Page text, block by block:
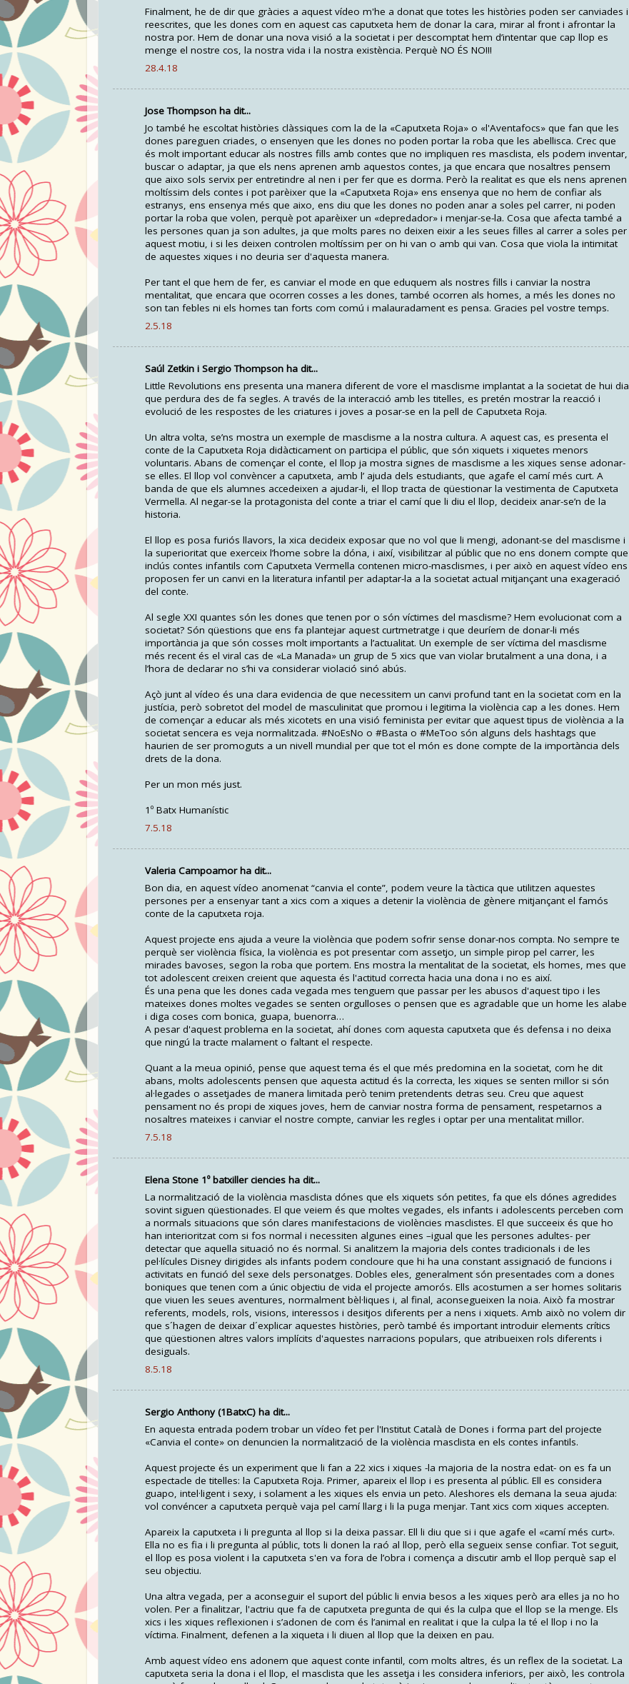
Finalment, he de dir que gràcies a aquest vídeo m'he a donat que totes les històries poden ser canviades i
reescrites, que les dones com en aquest cas caputxeta hem de donar la cara, mirar al front i afrontar la
nostra por. Hem de donar una nova visió a la societat i per descomptat hem d’intentar que cap llop es
menge el nostre cos, la nostra vida i la nostra existència. Perquè NO ÉS NO!!!
28.4.18
Jose Thompson ha dit...
Jo també he escoltat històries clàssiques com la de la «Caputxeta Roja» o «l'Aventafocs» que fan que les
dones pareguen criades, o ensenyen que les dones no poden portar la roba que les abellisca. Crec que
és molt important educar als nostres fills amb contes que no impliquen res masclista, els podem inventar,
buscar o adaptar, ja que els nens aprenen amb aquestos contes, ja que encara que nosaltres pensem
que aixo sols servix per entretindre al nen i per fer que es dorma. Però la realitat es que els nens aprenen
moltíssim dels contes i pot parèixer que la «Caputxeta Roja» ens ensenya que no hem de confiar als
estranys, ens ensenya més que aixo, ens diu que les dones no poden anar a soles pel carrer, ni poden
portar la roba que volen, perquè pot aparèixer un «depredador» i menjar-se-la. Cosa que afecta també a
les persones quan ja son adultes, ja que molts pares no deixen eixir a les seues filles al carrer a soles per
aquest motiu, i si les deixen controlen moltíssim per on hi van o amb qui van. Cosa que viola la intimitat
de aquestes xiques i no deuria ser d'aquesta manera.
Per tant el que hem de fer, es canviar el mode en que eduquem als nostres fills i canviar la nostra
mentalitat, que encara que ocorren cosses a les dones, també ocorren als homes, a més les dones no
son tan febles ni els homes tan forts com comú i malauradament es pensa. Gracies pel vostre temps.
2.5.18
Saúl Zetkin i Sergio Thompson ha dit...
Little Revolutions ens presenta una manera diferent de vore el masclisme implantat a la societat de hui dia
que perdura des de fa segles. A través de la interacció amb les titelles, es pretén mostrar la reacció i
evolució de les respostes de les criatures i joves a posar-se en la pell de Caputxeta Roja.
Un altra volta, se’ns mostra un exemple de masclisme a la nostra cultura. A aquest cas, es presenta el
conte de la Caputxeta Roja didàcticament on participa el públic, que són xiquets i xiquetes menors
voluntaris. Abans de començar el conte, el llop ja mostra signes de masclisme a les xiques sense adonar-
se elles. El llop vol convèncer a caputxeta, amb l’ ajuda dels estudiants, que agafe el camí més curt. A
banda de que els alumnes accedeixen a ajudar-li, el llop tracta de qüestionar la vestimenta de Caputxeta
Vermella. Al negar-se la protagonista del conte a triar el camí que li diu el llop, decideix anar-se’n de la
historia.
El llop es posa furiós llavors, la xica decideix exposar que no vol que li mengi, adonant-se del masclisme i
la superioritat que exerceix l’home sobre la dóna, i així, visibilitzar al públic que no ens donem compte que
inclús contes infantils com Caputxeta Vermella contenen micro-masclismes, i per això en aquest vídeo ens
proposen fer un canvi en la literatura infantil per adaptar-la a la societat actual mitjançant una exageració
del conte.
Al segle XXI quantes són les dones que tenen por o són víctimes del masclisme? Hem evolucionat com a
societat? Són qüestions que ens fa plantejar aquest curtmetratge i que deuríem de donar-li més
importància ja que són cosses molt importants a l’actualitat. Un exemple de ser víctima del masclisme
més recent és el viral cas de «La Manada» un grup de 5 xics que van violar brutalment a una dona, i a
l’hora de declarar no s’hi va considerar violació sinó abús.
Açò junt al vídeo és una clara evidencia de que necessitem un canvi profund tant en la societat com en la
justícia, però sobretot del model de masculinitat que promou i legitima la violència cap a les dones. Hem
de començar a educar als més xicotets en una visió feminista per evitar que aquest tipus de violència a la
societat sencera es veja normalitzada. #NoEsNo o #Basta o #MeToo són alguns dels hashtags que
haurien de ser promoguts a un nivell mundial per que tot el món es done compte de la importància dels
drets de la dona.
Per un mon més just.
1º Batx Humanístic
7.5.18
Valeria Campoamor ha dit...
Bon dia, en aquest vídeo anomenat “canvia el conte”, podem veure la tàctica que utilitzen aquestes
persones per a ensenyar tant a xics com a xiques a detenir la violència de gènere mitjançant el famós
conte de la caputxeta roja.
Aquest projecte ens ajuda a veure la violència que podem sofrir sense donar-nos compta. No sempre te
perquè ser violència física, la violència es pot presentar com assetjo, un simple pirop pel carrer, les
mirades bavoses, segon la roba que portem. Ens mostra la mentalitat de la societat, els homes, mes que
tot adolescent creixen creient que aquesta és l'actitud correcta hacia una dona i no es així.
És una pena que les dones cada vegada mes tenguem que passar per les abusos d'aquest tipo i les
mateixes dones moltes vegades se senten orgulloses o pensen que es agradable que un home les alabe
i diga coses com bonica, guapa, buenorra…
A pesar d'aquest problema en la societat, ahí dones com aquesta caputxeta que és defensa i no deixa
que ningú la tracte malament o faltant el respecte.
Quant a la meua opinió, pense que aquest tema és el que més predomina en la societat, com he dit
abans, molts adolescents pensen que aquesta actitud és la correcta, les xiques se senten millor si són
al·legades o assetjades de manera limitada però tenim pretendents detras seu. Creu que aquest
pensament no és propi de xiques joves, hem de canviar nostra forma de pensament, respetarnos a
nosaltres mateixes i canviar el nostre compte, canviar les regles i optar per una mentalitat millor.
7.5.18
Elena Stone 1º batxiller ciencies ha dit...
La normalització de la violència masclista dónes que els xiquets són petites, fa que els dónes agredides
sovint siguen qüestionades. El que veiem és que moltes vegades, els infants i adolescents perceben com
a normals situacions que són clares manifestacions de violències masclistes. El que succeeix és que ho
han interioritzat com si fos normal i necessiten algunes eines –igual que les persones adultes- per
detectar que aquella situació no és normal. Si analitzem la majoria dels contes tradicionals i de les
pel·lícules Disney dirigides als infants podem concloure que hi ha una constant assignació de funcions i
activitats en funció del sexe dels personatges. Dobles eles, generalment són presentades com a dones
boniques que tenen com a únic objectiu de vida el projecte amorós. Ells acostumen a ser homes solitaris
que viuen les seues aventures, normalment bèl·liques i, al final, aconsegueixen la noia. Això fa mostrar
referents, models, rols, visions, interessos i desitjos diferents per a nens i xiquets. Amb això no volem dir
que s´hagen de deixar d´explicar aquestes històries, però també és important introduir elements crítics
que qüestionen altres valors implícits d'aquestes narracions populars, que atribueixen rols diferents i
desiguals.
8.5.18
Sergio Anthony (1BatxC) ha dit...
En aquesta entrada podem trobar un vídeo fet per l'Institut Català de Dones i forma part del projecte
«Canvia el conte» on denuncien la normalització de la violència masclista en els contes infantils.
Aquest projecte és un experiment que li fan a 22 xics i xiques -la majoria de la nostra edat- on es fa un
espectacle de titelles: la Caputxeta Roja. Primer, apareix el llop i es presenta al públic. Ell es considera
guapo, intel·ligent i sexy, i solament a les xiques els envia un peto. Aleshores els demana la seua ajuda:
vol convéncer a caputxeta perquè vaja pel camí llarg i li la puga menjar. Tant xics com xiques accepten.
Apareix la caputxeta i li pregunta al llop si la deixa passar. Ell li diu que si i que agafe el «camí més curt».
Ella no es fia i li pregunta al públic, tots li donen la raó al llop, però ella segueix sense confiar. Tot seguit,
el llop es posa violent i la caputxeta s'en va fora de l’obra i comença a discutir amb el llop perquè sap el
seu objectiu.
Una altra vegada, per a aconseguir el suport del públic li envia besos a les xiques però ara elles ja no ho
volen. Per a finalitzar, l'actriu que fa de caputxeta pregunta de qui és la culpa que el llop se la menge. Els
xics i les xiques reflexionen i s’adonen de com és l’animal en realitat i que la culpa la té el llop i no la
víctima. Finalment, defenen a la xiqueta i li diuen al llop que la deixen en pau.
Amb aquest vídeo ens adonem que aquest conte infantil, com molts altres, és un reflex de la societat. La
caputxeta seria la dona i el llop, el masclista que les assetja i les considera inferiors, per això, les controla